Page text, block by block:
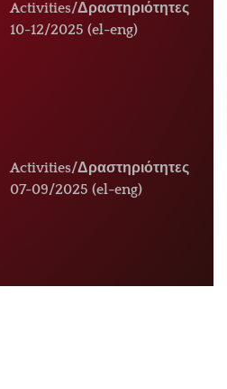
Activities/Δραστηριότητες
10-12/2025 (el-eng)
Activities/Δραστηριότητες
07-09/2025 (el-eng)